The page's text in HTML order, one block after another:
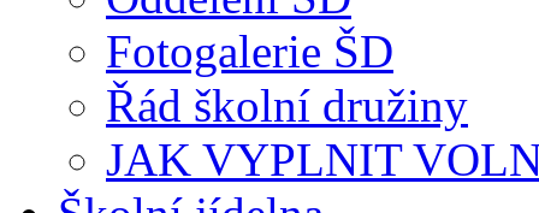
Fotogalerie ŠD
Řád školní družiny
JAK VYPLNIT